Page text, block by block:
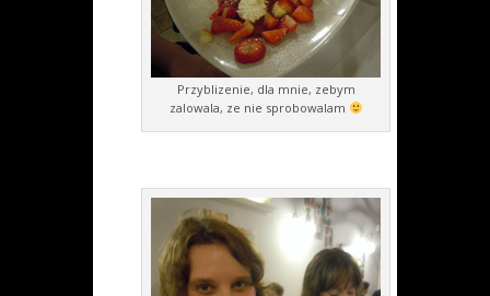
Przyblizenie, dla mnie, zebym
zalowala, ze nie sprobowalam